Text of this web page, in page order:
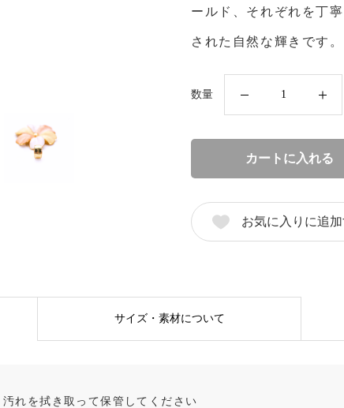
ールド、それぞれを丁
された自然な輝きです。
数量
ラ
ワ
カートに入れる
お気に入りに追
サイズ・素材について
れを拭き取って保管してください